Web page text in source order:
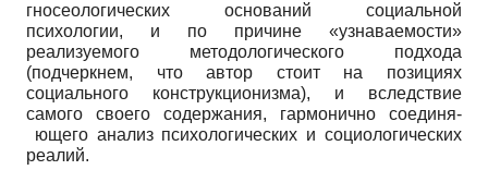
гносеологических оснований социальной
психологии, и по причине «узнаваемости»
реализуемого методологического подхода
(подчеркнем, что автор стоит на позициях
социального конструкционизма), и вследствие
самого своего содержания, гармонично соединя­
ющего анализ психологических и социологических
реалий.